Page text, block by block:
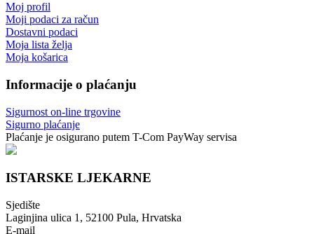
Moj profil
Moji podaci za račun
Dostavni podaci
Moja lista želja
Moja košarica
Informacije o plaćanju
Sigurnost on-line trgovine
Sigurno plaćanje
Plaćanje je osigurano putem T-Com PayWay servisa
ISTARSKE LJEKARNE
Sjedište
Laginjina ulica 1, 52100 Pula, Hrvatska
E-mail